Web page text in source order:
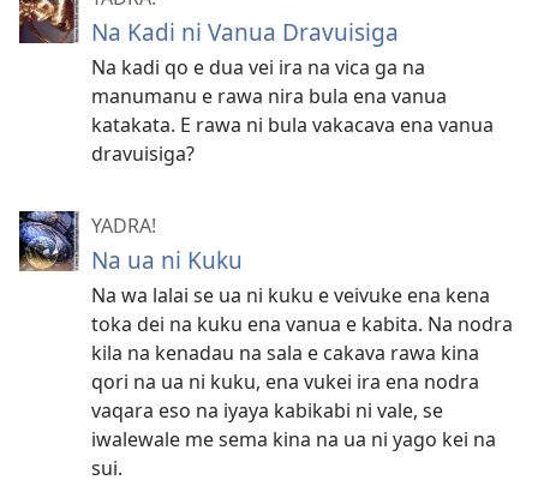
Na Kadi ni Vanua Dravuisiga
Na kadi qo e dua vei ira na vica ga na
manumanu e rawa nira bula ena vanua
katakata. E rawa ni bula vakacava ena vanua
dravuisiga?
YADRA!
Na ua ni Kuku
Na wa lalai se ua ni kuku e veivuke ena kena
toka dei na kuku ena vanua e kabita. Na nodra
kila na kenadau na sala e cakava rawa kina
qori na ua ni kuku, ena vukei ira ena nodra
vaqara eso na iyaya kabikabi ni vale, se
iwalewale me sema kina na ua ni yago kei na
sui.